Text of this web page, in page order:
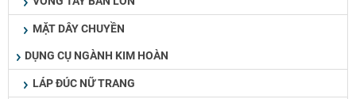
MẶT DÂY CHUYỀN
DỤNG CỤ NGÀNH KIM HOÀN
LÁP ĐÚC NỮ TRANG